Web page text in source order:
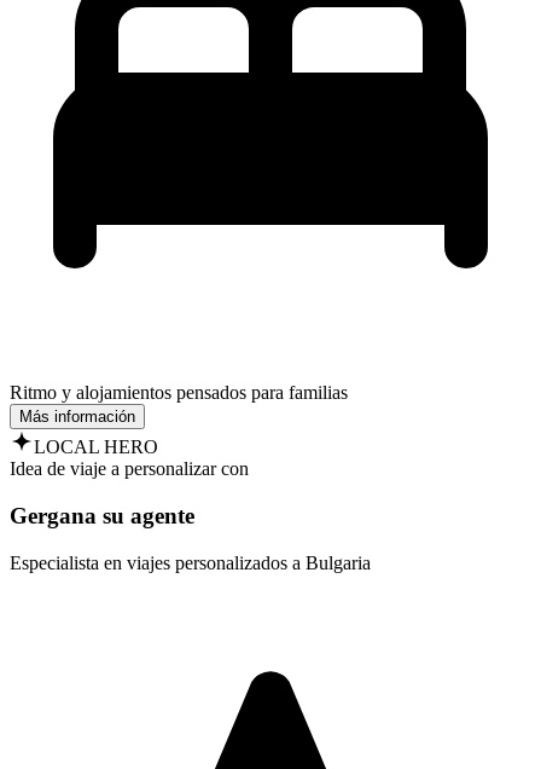
Ritmo y alojamientos pensados para familias
Más información
LOCAL HERO
Idea de viaje a personalizar con
Gergana su agente
Especialista en viajes personalizados a Bulgaria